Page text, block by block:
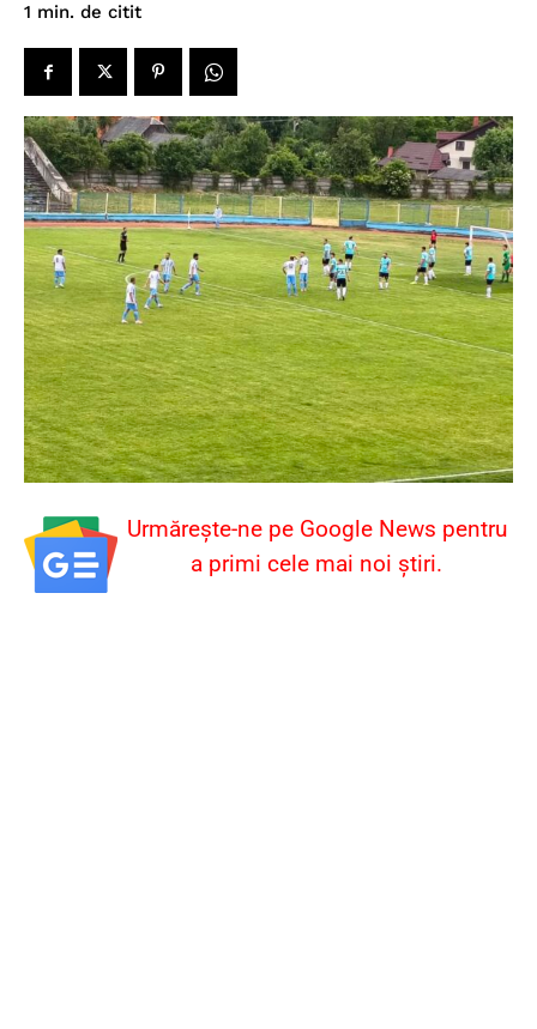
1 min. de citit
Urmărește-ne pe Google News pentru
a primi cele mai noi știri.